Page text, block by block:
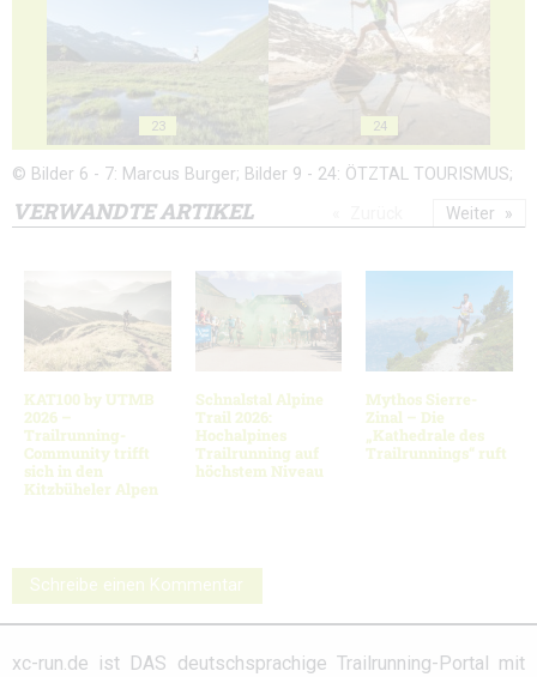
23 24
© Bilder 6 - 7: Marcus Burger; Bilder 9 - 24: ÖTZTAL TOURISMUS;
VERWANDTE ARTIKEL
KAT100 by UTMB
2026 –
Trailrunning-
Community trifft
sich in den
Kitzbüheler Alpen
Schnalstal Alpine
Trail 2026:
Hochalpines
Trailrunning auf
höchstem Niveau
Mythos Sierre-
Zinal – Die
„Kathedrale des
Trailrunnings“ ruft
Weiter
Schreibe einen Kommentar
xc-run.de ist DAS deutschsprachige Trailrunning-Portal mit